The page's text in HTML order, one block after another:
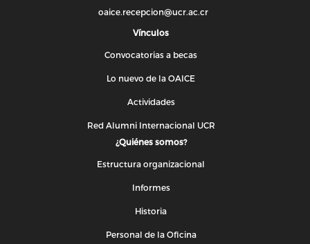
oaice.recepcion@ucr.ac.cr
Vínculos
Convocatorias a becas
Lo nuevo de la OAICE
Actividades
Red Alumni Internacional UCR
¿Quiénes somos?
Estructura organizacional
Informes
Historia
Personal de la Oficina